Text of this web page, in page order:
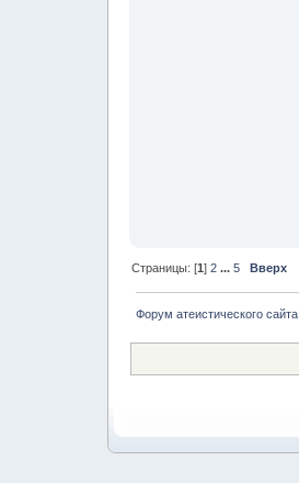
Страницы: [1]2 ...5 Вверх
Форум атеистического сайта